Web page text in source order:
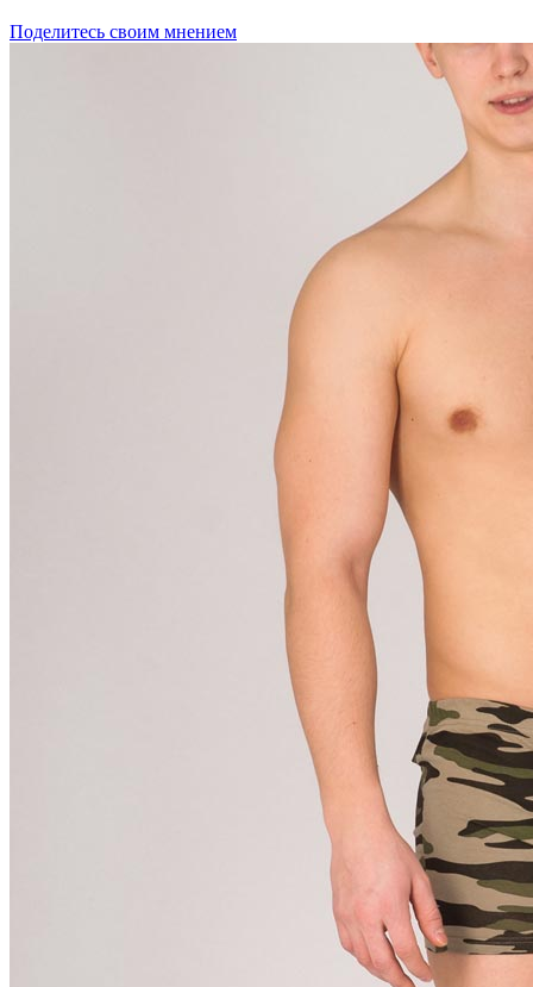
Поделитесь своим мнением